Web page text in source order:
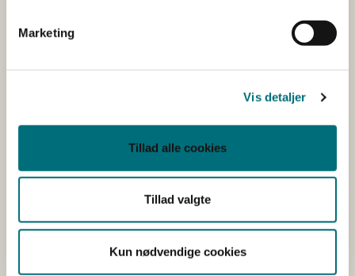
Marketing
Vis detaljer
Tillad alle cookies
Tillad valgte
Kun nødvendige cookies
Find plantedækkebekendtgørelsen inkl. bilag her på
retsinformation
Se et oversigtskort over oplande med
Find høringssvar til bekendtgørelsen og
Landbrugsstyrelsens høringsnotat på høringsportalen
Find vejledning til pligtige og husdyrefterafgrøder og
dyrkningsrelaterede tiltag for planperioden
Miljøvurdering af